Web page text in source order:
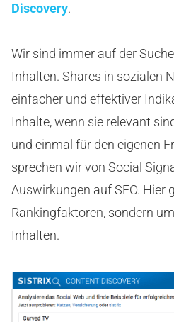
Discovery.
Wir sind immer auf der
Inhalten. Shares in sozialen
einfacher und effektiver
Inhalte, wenn sie relevant
und einmal für den eigenen
sprechen wir von Social
Auswirkungen auf SEO. Hier
Rankingfaktoren, sondern
Inhalten.